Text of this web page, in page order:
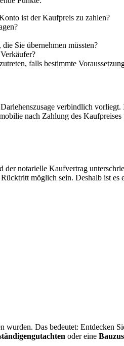
ist der Kaufpreis zu zahlen?
Sie übernehmen müssten?
falls bestimmte
verbindlich
nach Zahlung des
notarielle Kaufvertrag
möglich sein. Deshalb ist es
Das bedeutet: Entdecken
oder eine